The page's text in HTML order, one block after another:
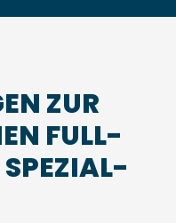
ZUR
FULL-